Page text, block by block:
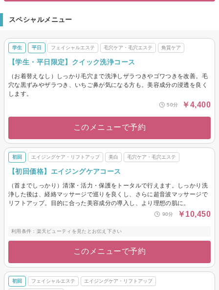
を心よりお待ちしております。
スペシャルメニュー
学生 平日 フェイシャルエステ 毛穴ケア・毛穴エステ 角質ケア
【学生・平日限定】クイック洗浄コース
（お着替えなし）しっかり毛穴まで洗浄しザラつきやゴワつきを改善。毛
穴な黒ずみやザラつき、いちご鼻が気になる方も。美容成分の浸透を良く
します。
50分 ￥4,400
このメニューで予約
初回 エイジングケア・リフトアップ 美白 毛穴ケア・毛穴エステ
【初回価格】エイジングケアコース
（首までしっかり）清潔・活力・保護をトータルで行えます。しっかり洗
浄した後は、経絡マッサージで巡りを良くし、さらに超音波マッサージで
リフトアップ。目的に合った美容成分の導入し、より理想の肌に。
90分 ￥10,450
利用条件：楽天ビューティを見たとお伝え下さい
このメニューで予約
初回 フェイシャルエステ エイジングケア・リフトアップ